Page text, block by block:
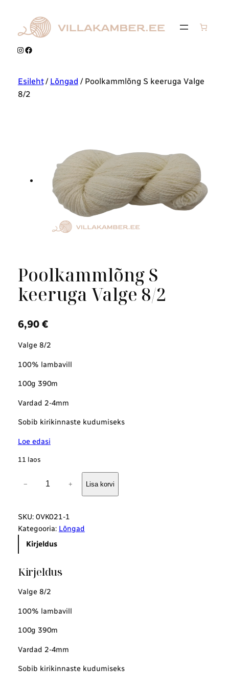
Instagram
Facebook
Esileht/ Lõngad / Poolkammlõng S keeruga Valge
8/2
Poolkammlõng S
keeruga Valge 8/2
6,90 €
Valge 8/2
100% lambavill
100g 390m
Vardad 2-4mm
Sobib kirikinnaste kudumiseks
Loe edasi
11 laos
l
k
a
l
n
g
k
e
r
− + Lisa korvi
SKU: 0VK021-1
Kategooria: Lõngad
Kirjeldus
Kirjeldus
Valge 8/2
100% lambavill
100g 390m
Vardad 2-4mm
Sobib kirikinnaste kudumiseks